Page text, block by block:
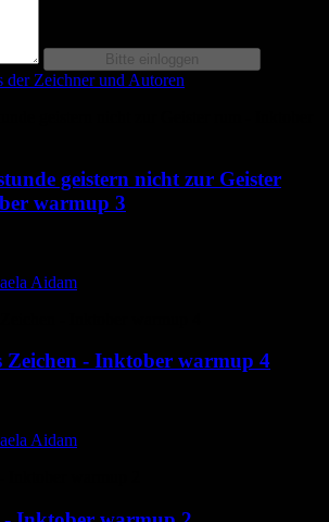
der Zeichner und Autoren
geistern nicht zur Geister
warmup 3
Aidam
Zeichen - Inktober warmup 4
Aidam